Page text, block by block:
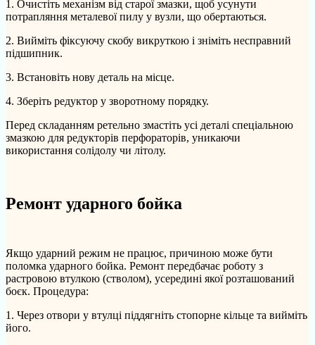
1. Очистіть механізм від старої змазки, щоб усунути
потрапляння металевої пилу у вузли, що обертаються.
2. Вийміть фіксуючу скобу викруткою і зніміть несправний
підшипник.
3. Встановіть нову деталь на місце.
4. Зберіть редуктор у зворотному порядку.
Перед складанням ретельно змастіть усі деталі спеціальною
змазкою для редукторів перфораторів, уникаючи
використання солідолу чи літолу.
Ремонт ударного бойка
Якщо ударний режим не працює, причиною може бути
поломка ударного бойка. Ремонт передбачає роботу з
растровою втулкою (стволом), усередині якої розташований
боєк. Процедура:
1. Через отвори у втулці піддягніть стопорне кільце та вийміть
його.